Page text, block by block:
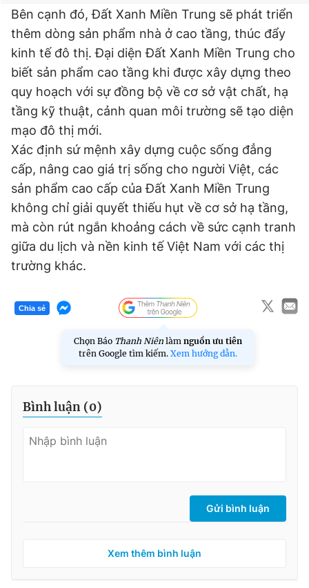
Bên cạnh đó, Đất Xanh Miền Trung sẽ phát triển
thêm dòng sản phẩm nhà ở cao tầng, thúc đẩy
kinh tế đô thị. Đại diện Đất Xanh Miền Trung cho
biết sản phẩm cao tầng khi được xây dựng theo
quy hoạch với sự đồng bộ về cơ sở vật chất, hạ
tầng kỹ thuật, cảnh quan môi trường sẽ tạo diện
mạo đô thị mới.
Xác định sứ mệnh xây dựng cuộc sống đẳng
cấp, nâng cao giá trị sống cho người Việt, các
sản phẩm cao cấp của Đất Xanh Miền Trung
không chỉ giải quyết thiếu hụt về cơ sở hạ tầng,
mà còn rút ngắn khoảng cách về sức cạnh tranh
giữa du lịch và nền kinh tế Việt Nam với các thị
trường khác.
Chia sẻ
Chọn Báo Thanh Niên làm nguồn ưu tiên
trên Google tìm kiếm. Xem hướng dẫn.
Bình luận (0)
Gửi bình luận
Xem thêm bình luận